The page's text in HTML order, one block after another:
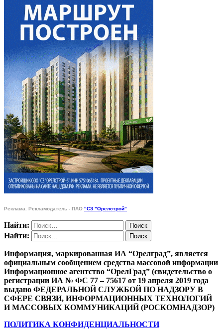
Реклама. Рекламодатель - ПАО "СЗ "Орелстрой"
Найти:
Найти:
Информация, маркированная ИА “Орелград”, является
официальным сообщением средства массовой информации
Информационное агентство “ОрелГрад” (свидетельство о
регистрации ИА № ФС 77 – 75617 от 19 апреля 2019 года
выдано ФЕДЕРАЛЬНОЙ СЛУЖБОЙ ПО НАДЗОРУ В
СФЕРЕ СВЯЗИ, ИНФОРМАЦИОННЫХ ТЕХНОЛОГИЙ
И МАССОВЫХ КОММУНИКАЦИЙ (РОСКОМНАДЗОР)
ПОЛИТИКА КОНФИДЕНЦИАЛЬНОСТИ